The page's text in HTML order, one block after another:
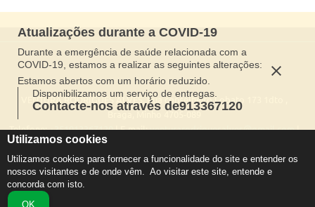
VENTURA RODRIGUES ALVES,Rua conselheiro Lobato 173 1dto ,
Telefone:+351913367120| E-mail:venturarodriguesalves@gmail.com|
Horário de funcionamento: Seg-Sáb 09:00 AM para 6:00 PM
Utilizamos cookies
Utilizamos cookies para fornecer a funcionalidade do site e entender os
nossos visitantes e de onde vêm.  Ao visitar este site, entende e
concorda com isto.
OK
Atualizações durante a COVID-19
Durante a emergência de saúde relacionada com a
COVID-19, estamos a realizar as seguintes alterações:
Estamos abertos com um horário reduzido.
Disponibilizamos um serviço de entregas.
Contacte-nos através de913367120